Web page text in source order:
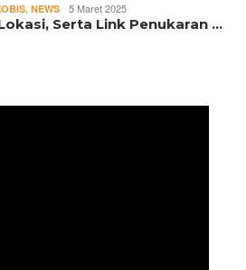
, NEWS 5 Maret 2025
Serta Link Penukaran …